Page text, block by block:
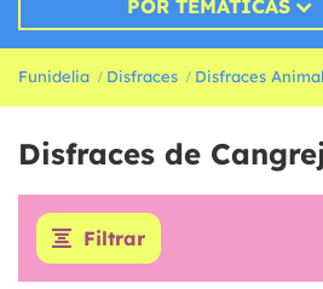
POR TEMÁTICAS
Funidelia Disfraces Disfraces
Disfraces de
Filtrar